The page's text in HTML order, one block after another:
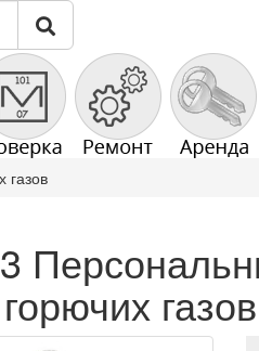
газов
газов